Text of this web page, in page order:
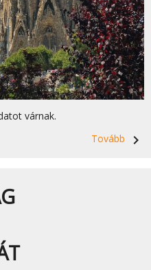
várnak.
Tovább
navigate_next